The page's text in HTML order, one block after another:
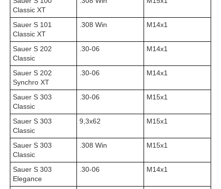
Classic XT
Sauer S 101
Classic XT
.308 Win M14x1
Sauer S 202
Classic
.30-06 M14x1
Sauer S 202
Synchro XT
.30-06 M14x1
Sauer S 303
Classic
.30-06 М15х1
Sauer S 303
Classic
9,3x62 М15х1
Sauer S 303
Classic
.308 Win М15х1
Sauer S 303
Elegance
.30-06 M14x1